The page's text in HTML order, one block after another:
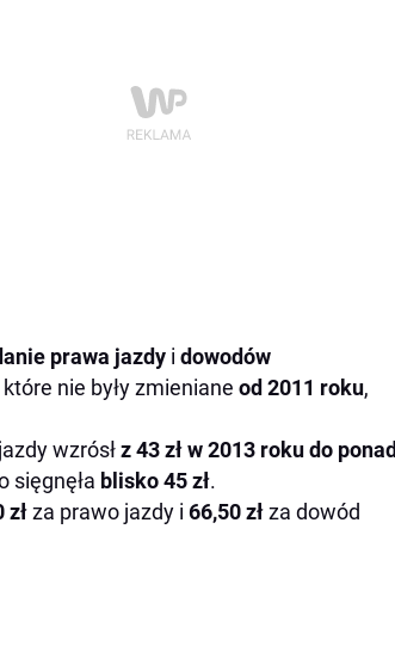
prawa jazdy i dowodów
nie były zmieniane od 2011 roku,
wzrósłz 43 zł w 2013 roku do ponad
sięgnęła blisko 45 zł.
złza prawo jazdy i 66,50 złza dowód